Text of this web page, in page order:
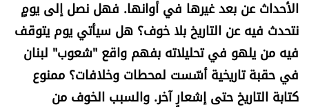
اقرأ تضحك
كاميرا
سجالات
الأحداث عن بعد غيرها في أوانها. فهل نصل إلى يومٍ
نتحدث فيه عن التاريخ بلا خوف؟ هل سيأتي يوم يتوقف
فيه من يلهو في تحليلاته بفهم واقع "شعوب" لبنان
في حقبة تاريخية أسّست لمحطات وخلافات؟ ممنوع
كتابة التاريخ حتى إشعارٍ آخر. والسبب الخوف من